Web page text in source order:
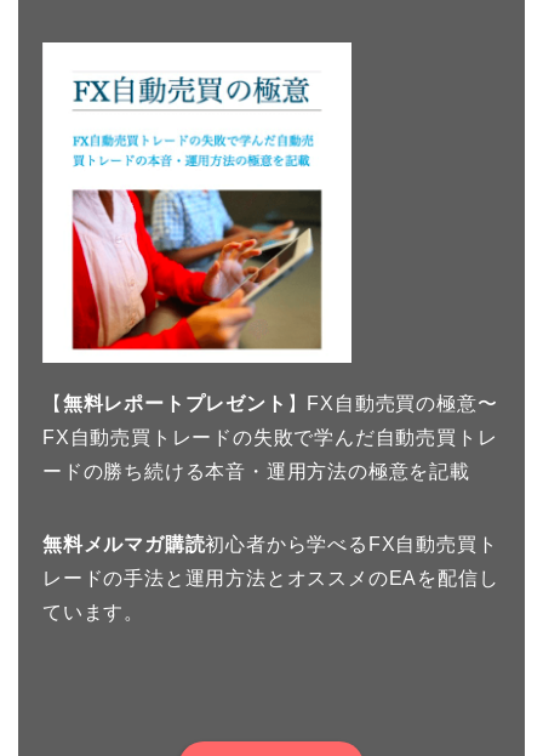
【 無料レポートプレゼント 】FX自動売買の極意〜
FX自動売買トレードの失敗で学んだ自動売買トレ
ードの勝ち続ける本音・運用方法の極意を記載
無料メルマガ購読初心者から学べるFX自動売買ト
レードの手法と運用方法とオススメのEAを配信し
ています。